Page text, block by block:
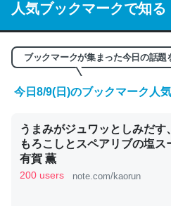
/064121
─GPTの仕組みと限界についての考
くらい。小説でいう「ずっと前
ど、短期記憶というには多い分
かりやすく強くなりそう
─GPTの仕組みと限界についての考
人気ブックマークで知る
ブックマークが集まった今日の話題
今日8/9(日)のブックマーク人
うまみがジュワッとしみだす
もろこしとスペアリブの塩ス
有賀 薫
200 users note.com/kaorun